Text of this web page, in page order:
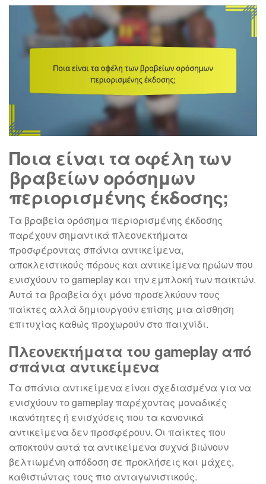
Ποια είναι τα οφέλη των
βραβείων ορόσημων
περιορισμένης έκδοσης;
Τα βραβεία ορόσημα περιορισμένης έκδοσης
παρέχουν σημαντικά πλεονεκτήματα
προσφέροντας σπάνια αντικείμενα,
αποκλειστικούς πόρους και αντικείμενα ηρώων που
ενισχύουν το gameplay και την εμπλοκή των παικτών.
Αυτά τα βραβεία όχι μόνο προσελκύουν τους
παίκτες αλλά δημιουργούν επίσης μια αίσθηση
επιτυχίας καθώς προχωρούν στο παιχνίδι.
Πλεονεκτήματα του gameplay από
σπάνια αντικείμενα
Τα σπάνια αντικείμενα είναι σχεδιασμένα για να
ενισχύουν το gameplay παρέχοντας μοναδικές
ικανότητες ή ενισχύσεις που τα κανονικά
αντικείμενα δεν προσφέρουν. Οι παίκτες που
αποκτούν αυτά τα αντικείμενα συχνά βιώνουν
βελτιωμένη απόδοση σε προκλήσεις και μάχες,
καθιστώντας τους πιο ανταγωνιστικούς.